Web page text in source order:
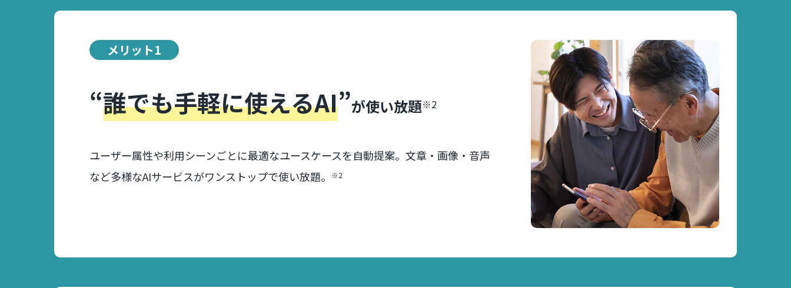
メリット1
“誰でも手軽に使えるAI”が使い放題※2
ユーザー属性や利用シーンごとに最適なユースケースを自動提案。文章・画像・音声
など多様なAIサービスがワンストップで使い放題。
※2